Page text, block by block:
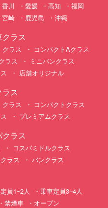
香川 愛媛 高知
福岡
宮崎 鹿児島 沖縄
ラス
ラス
コンパクトAクラス
ラス
ミニバンクラス
店舗オリジナル
ス
ラス
コンパクトクラス
プレミアムクラス
ラス
コスパミドルクラス
ラス バンクラス
員1~2人
乗車定員3~4人
禁煙車 オープン